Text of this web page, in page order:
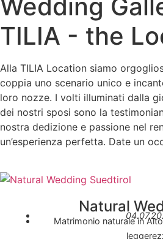
Wedding
TILIA - the
Alla TILIA Location siamo
coppia uno scenario unico e
loro nozze. I volti illuminati dalla
dei nostri sposi sono la
nostra dedizione e passione nel
un’esperienza perfetta. Date un
Natural
Matrimonio naturale in